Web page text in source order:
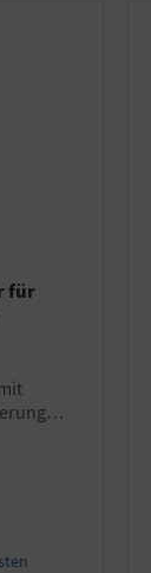
für